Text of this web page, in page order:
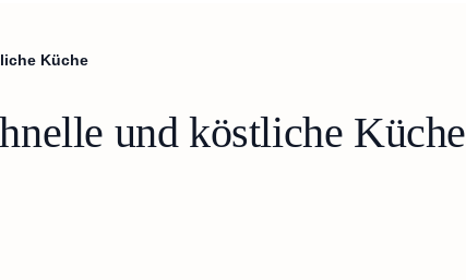
Küche
und köstliche Küche